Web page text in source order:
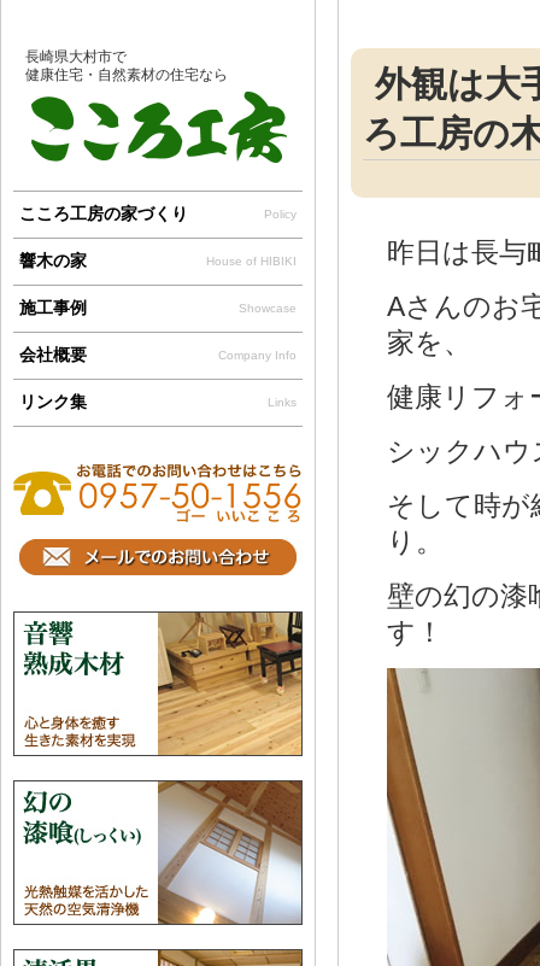
外観は大
ろ工房の
昨日は長与
Aさんのお
家を、
健康リフォ
シックハウ
そして時が
り。
壁の幻の漆
す！
長崎県大村市で
健康住宅・自然素材の住宅なら
こころ工房の家づくり Policy
響木の家 House of HIBIKI
施工事例 Showcase
会社概要 Company Info
リンク集 Links